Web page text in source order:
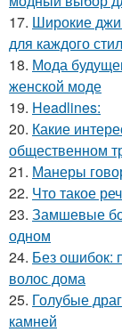
17. Широкие
для каждого
18. Мода
женской моде
19. Headlines:
20. Какие
общественном
21. Манеры
22. Что такое
23. Замшевые
одном
24. Без ошибок:
волос дома
25. Голубые
камней